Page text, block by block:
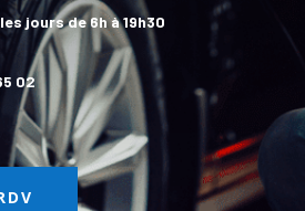
jours de 6h à 19h30
02